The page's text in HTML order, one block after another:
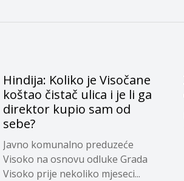
Hindija: Koliko je Visočane
koštao čistač ulica i je li ga
direktor kupio sam od
sebe?
Javno komunalno preduzeće
Visoko na osnovu odluke Grada
Visoko prije nekoliko mjeseci...